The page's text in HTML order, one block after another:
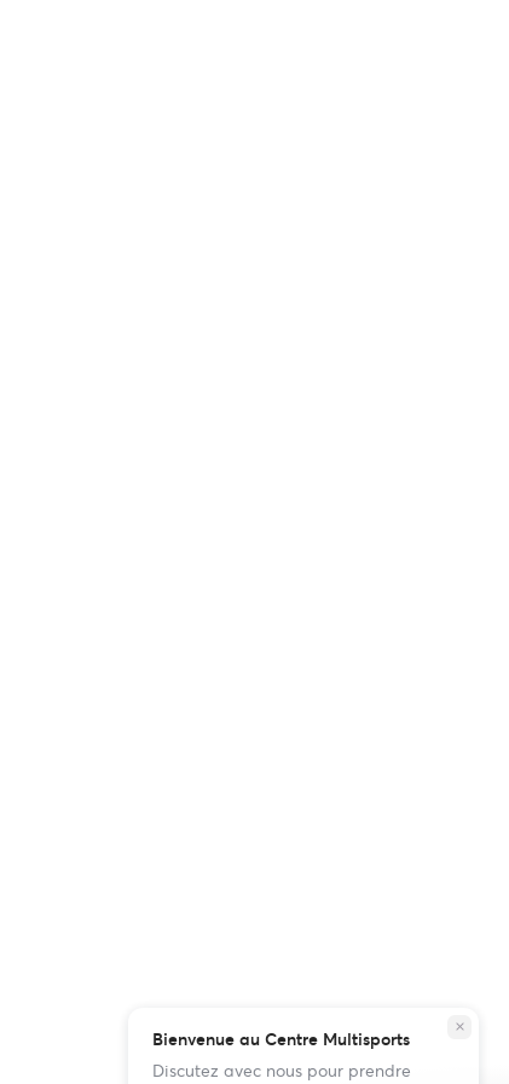
close
Bienvenue au Centre Multisports
Discutez avec nous pour prendre